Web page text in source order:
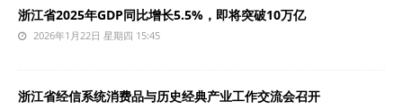
浙江省2025年GDP同比增长5.5%，即将突破10万亿
2026年1月22日 星期四 15:45
浙江省经信系统消费品与历史经典产业工作交流会召开